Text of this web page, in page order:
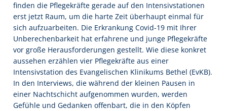
finden die Pflegekräfte gerade auf den Intensivstationen
erst jetzt Raum, um die harte Zeit überhaupt einmal für
sich aufzuarbeiten. Die Erkrankung Covid-19 mit Ihrer
Unberechenbarkeit hat erfahrene und junge Pflegekräfte
vor große Herausforderungen gestellt. Wie diese konkret
aussehen erzählen vier Pflegekräfte aus einer
Intensivstation des Evangelischen Klinikums Bethel (EvKB).
In den Interviews, die während der kleinen Pausen in
einer Nachtschicht aufgenommen wurden, werden
Gefühle und Gedanken offenbart, die in den Köpfen